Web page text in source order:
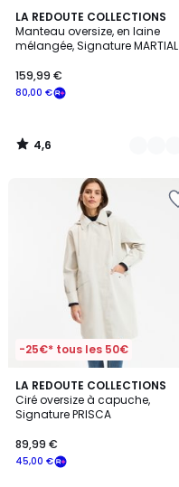
LA REDOUTE COLLECTIONS
Manteau oversize, en laine
mélangée, Signature MARTIAL
80,00 €
159,99 €
4,6
/ 5
3
Couleurs
4,6
/
-25€* tous les 50€
LA REDOUTE COLLECTIONS
Ciré oversize à capuche,
Signature PRISCA
45,00 €
89,99 €
4,2
/ 5
3
Couleurs